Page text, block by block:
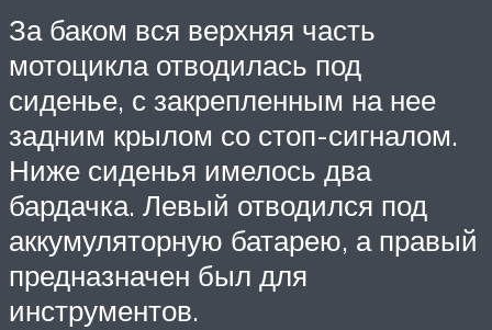
За баком вся верхняя часть
мотоцикла отводилась под
сиденье, с закрепленным на нее
задним крылом со стоп-сигналом.
Ниже сиденья имелось два
бардачка. Левый отводился под
аккумуляторную батарею, а правый
предназначен был для
инструментов.